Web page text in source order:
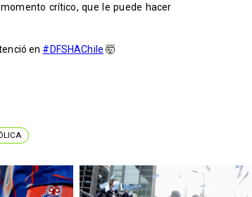
crítico, que le puede hacer
en #DFSHAChile 🤯